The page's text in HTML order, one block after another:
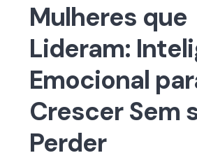
Mulheres que
Lideram:
Emocional
Crescer Sem
Perder